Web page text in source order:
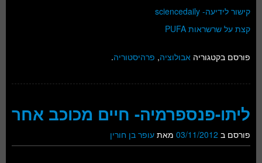
קישור לידיעה- sciencedaily
קצת על שרשראות PUFA
פורסם בקטגוריה אבולוציה, פרהיסטוריה.
ליתו-פנספרמיה- חיים מכוכב אחר
פורסם ב 03/11/2012 מאת עופר בן חורין